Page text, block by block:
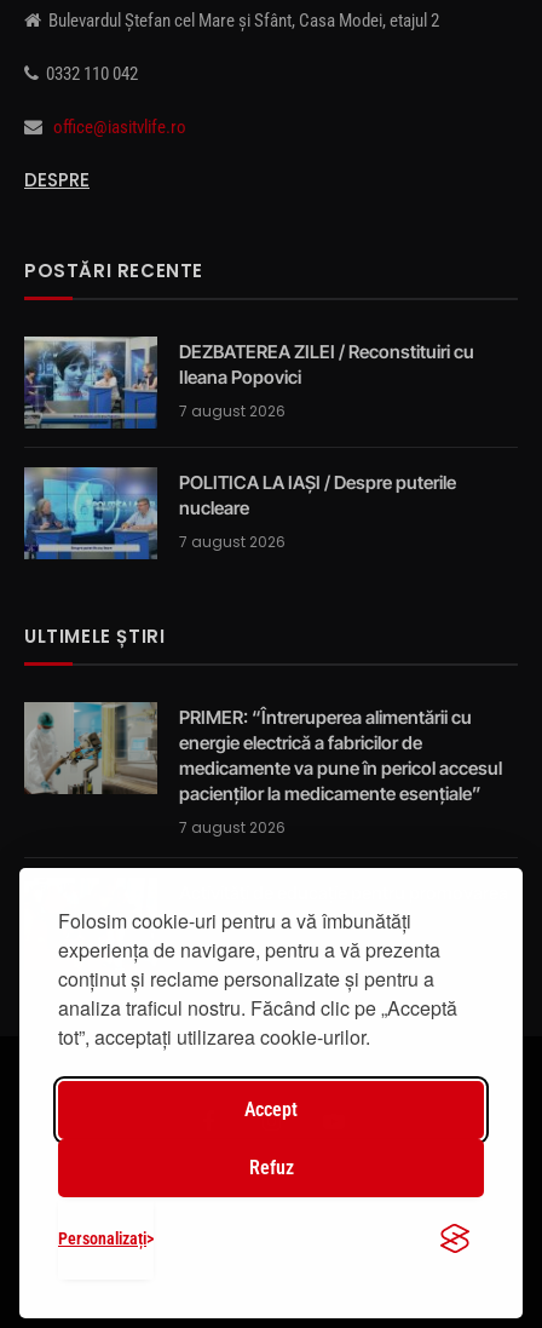
Folosim cookie-uri pentru a vă îmbunătăți
experiența de navigare, pentru a vă prezenta
conținut și reclame personalizate și pentru a
analiza traficul nostru. Făcând clic pe „Acceptă
tot”, acceptați utilizarea cookie-urilor.
Accept
Refuz
Personalizați
Bulevardul Ștefan cel Mare și Sfânt, Casa Modei, etajul 2
0332 110 042
office@iasitvlife.ro
DESPRE
POSTĂRI RECENTE
DEZBATEREA ZILEI / Reconstituiri cu
Ileana Popovici
7 august 2026
POLITICA LA IAȘI / Despre puterile
nucleare
7 august 2026
ULTIMELE ȘTIRI
PRIMER: “Întreruperea alimentării cu
energie electrică a fabricilor de
medicamente va pune în pericol accesul
pacienților la medicamente esențiale”
7 august 2026
integrității
7 august 2026
© 2019 - IasiTV Life. Toate drepturile rezervate.